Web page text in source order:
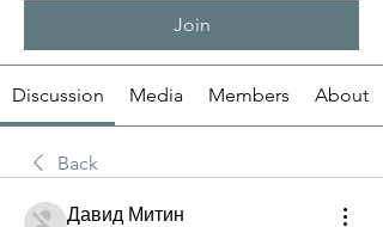
Join
Discussion Media Members About
Back
Давид Митин